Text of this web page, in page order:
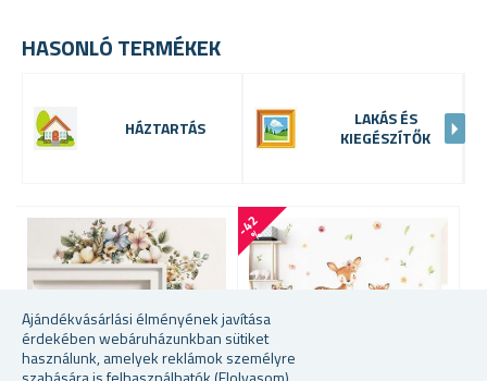
Ajándékvásárlási élményének javítása
érdekében webáruházunkban sütiket
használunk, amelyek reklámok személyre
HASONLÓ TERMÉKEK
HÁZTARTÁS
LAKÁS ÉS
KIEGÉSZÍTŐK
-
4
2
%